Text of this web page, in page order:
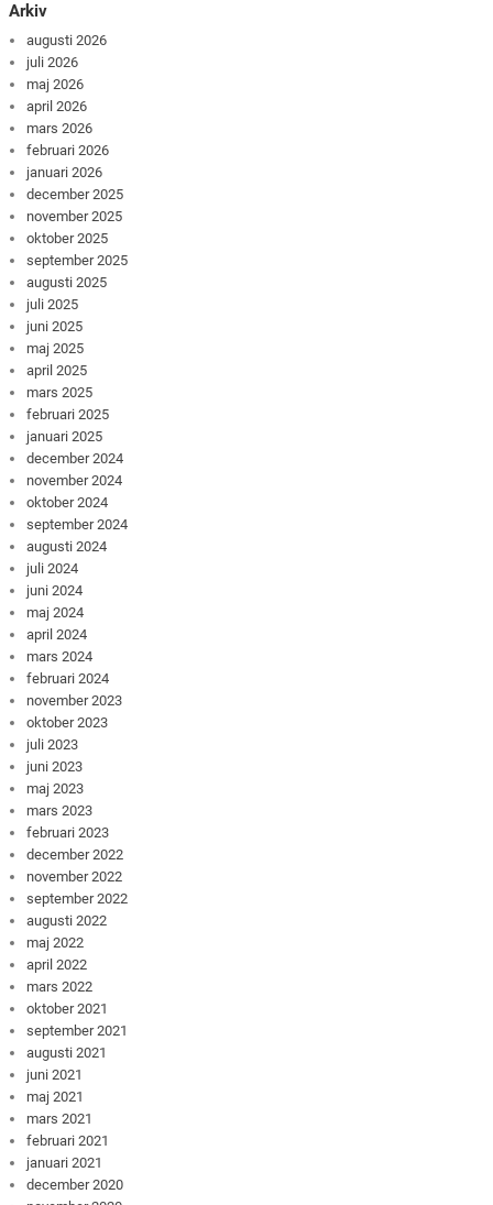
Arkiv
augusti 2026
juli 2026
maj 2026
april 2026
mars 2026
februari 2026
januari 2026
december 2025
november 2025
oktober 2025
september 2025
augusti 2025
juli 2025
juni 2025
maj 2025
april 2025
mars 2025
februari 2025
januari 2025
december 2024
november 2024
oktober 2024
september 2024
augusti 2024
juli 2024
juni 2024
maj 2024
april 2024
mars 2024
februari 2024
november 2023
oktober 2023
juli 2023
juni 2023
maj 2023
mars 2023
februari 2023
december 2022
november 2022
september 2022
augusti 2022
maj 2022
april 2022
mars 2022
oktober 2021
september 2021
augusti 2021
juni 2021
maj 2021
mars 2021
februari 2021
januari 2021
december 2020